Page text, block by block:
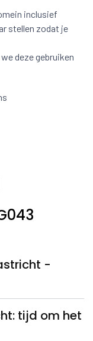
inclusief
stellen zodat je
deze gebruiken
-
tijd om het